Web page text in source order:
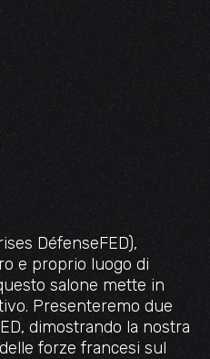
DéfenseFED),
e proprio luogo di
salone mette in
Presenteremo due
dimostrando la nostra
forze francesi sul